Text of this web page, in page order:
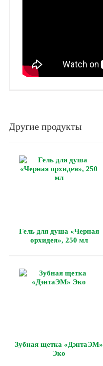
Другие продукты
Гель для душа «Черная
орхидея», 250 мл
Зубная щетка «ДэнтаЭМ»
Эко